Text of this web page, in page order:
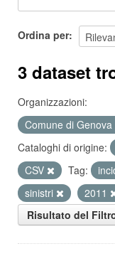
Ordina per
3 dataset
Organizzazioni:
Comune di
Cataloghi di origine:
CSV
Tag:
sinistri
2011
Risultato del